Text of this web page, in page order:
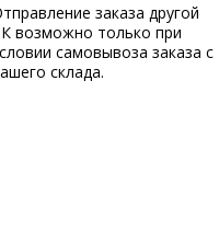
заказа другой
возможно только при
самовывоза заказа с
склада.